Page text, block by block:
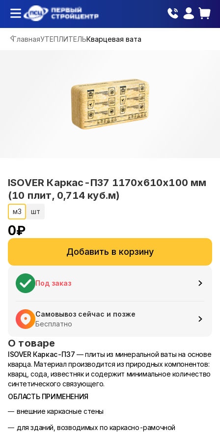
ГлавнаяУТЕПЛИТЕЛЬКварцевая вата
ISOVER Каркас-П37 1170х610х100 мм
(10 плит, 0,714 куб.м)
м3 шт
0₽
Добавить в корзину
Под заказ
Самовывоз сейчас и позже
Бесплатно
О товаре
ISOVER Каркас-П37 — плиты из минеральной ваты на основе
кварца. Материал производится из природных компонентов:
кварц, сода, известняк и содержит минимальное количество
синтетического связующего.
ОБЛАСТЬ ПРИМЕНЕНИЯ
внешние каркасные стены
для зданий, возводимых по каркасно-рамочной